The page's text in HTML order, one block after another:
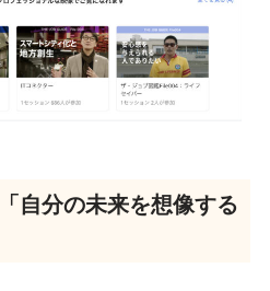
自分の未来を想像する